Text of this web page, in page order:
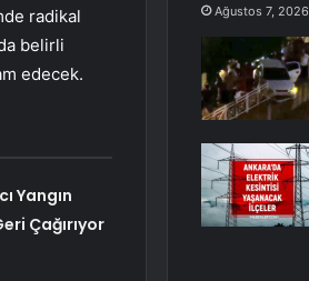
radikal
belirli
edecek.
Yangın
Çağırıyor
Ağustos 7, 2026